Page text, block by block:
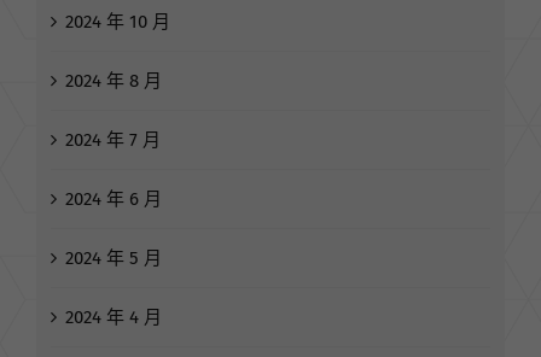
2024 年 10 月
2024 年 8 月
2024 年 7 月
2024 年 6 月
2024 年 5 月
2024 年 4 月